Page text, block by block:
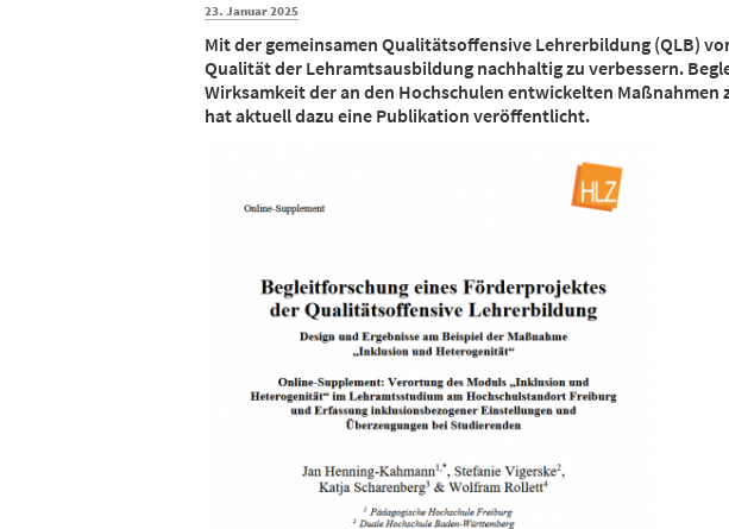
Veröffentlicht
23. Januar 2025
Mit der gemeinsamen Qualitätsoffensive Lehrerbildung (QLB)
Qualität der Lehramtsausbildung nachhaltig zu verbessern.
Wirksamkeit der an den Hochschulen entwickelten
hat aktuell dazu eine Publikation veröffentlicht.